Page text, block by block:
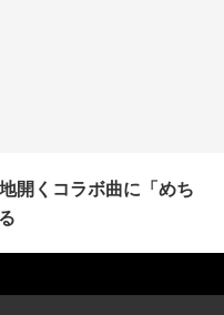
開くコラボ曲に「めち